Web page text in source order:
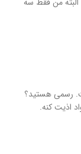
رسمی هستید؟
اذیت کنه.